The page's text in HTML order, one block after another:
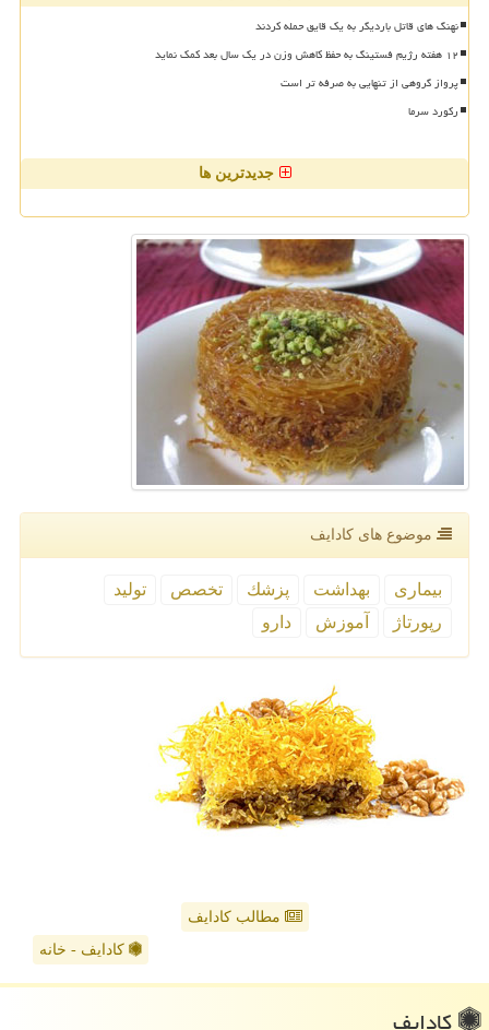
نهنگ های قاتل باردیگر به یک قایق حمله کردند
۱۲ هفته رژیم فستینگ به حفظ کاهش وزن در یک سال بعد کمک نماید
پرواز گروهی از تنهایی به صرفه تر است
رکورد سرما
جدیدترین ها
موضوع های كادایف
بیماری بهداشت پزشك تخصص
تولید
رپورتاژ
آموزش دارو
مطالب کادایف
کادایف - خانه